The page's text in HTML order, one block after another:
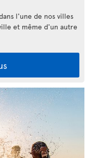
l'une de nos villes
et même d'un autre